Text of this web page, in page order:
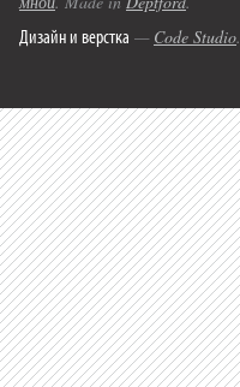
Дизайн и верстка — Code Studio.